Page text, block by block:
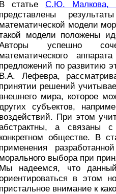
В статье С.Ю. Малкова,
представлены
математической модели
модели положены
успешно
математического
предложений по развитию
В.А. Лефевра,
принятии решений
внешнего мира, которое
субъектов,
воздействий. При этом
а связаны
конкретном обществе. В
применения
морального выбора при
Мы надеемся, что
в этом
пристальное внимание к